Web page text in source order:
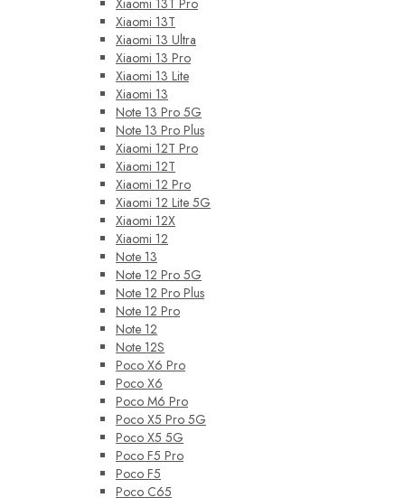
Xiaomi 13T Pro
Xiaomi 13T
Xiaomi 13 Ultra
Xiaomi 13 Pro
Xiaomi 13 Lite
Xiaomi 13
Note 13 Pro 5G
Note 13 Pro Plus
Xiaomi 12T Pro
Xiaomi 12T
Xiaomi 12 Pro
Xiaomi 12 Lite 5G
Xiaomi 12X
Xiaomi 12
Note 13
Note 12 Pro 5G
Note 12 Pro Plus
Note 12 Pro
Note 12
Note 12S
Poco X6 Pro
Poco X6
Poco M6 Pro
Poco X5 Pro 5G
Poco X5 5G
Poco F5 Pro
Poco F5
Poco C65